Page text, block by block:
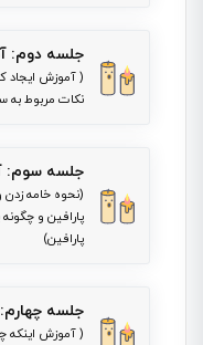
جلسه دوم:
( آموزش ایجاد
نکات مربوط
جلسه سوم:
(نحوه خامه زدن
پارافین و
پارافین)
جلسه
( آموزش اینکه